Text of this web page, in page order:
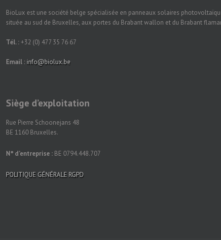
BioLux est une société belge spécialisée en panneaux solaires
située au sud de Bruxelles, aux portes du Brabant wallon et du Brabant
Tél. :+32 (0) 477 35 76 67
Email : info@biolux.be
Siège d’exploitation
Rue Pierre Schoonejans 48
BE 1160 Bruxelles.
N° d’entreprise : BE 0794.448.707
POLITIQUE GÉNÉRALE RGPD